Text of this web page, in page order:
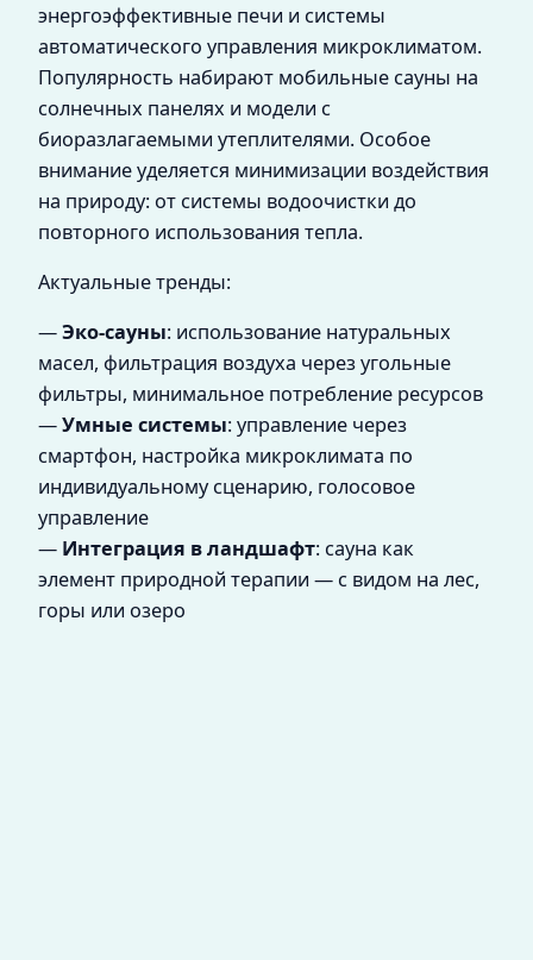
энергоэффективные печи и системы
автоматического управления микроклиматом.
Популярность набирают мобильные сауны на
солнечных панелях и модели с
биоразлагаемыми утеплителями. Особое
внимание уделяется минимизации воздействия
на природу: от системы водоочистки до
повторного использования тепла.
Актуальные тренды:
—Эко-сауны: использование натуральных
масел, фильтрация воздуха через угольные
фильтры, минимальное потребление ресурсов
—Умные системы: управление через
смартфон, настройка микроклимата по
индивидуальному сценарию, голосовое
управление
— Интеграция в ландшафт: сауна как
элемент природной терапии — с видом на лес,
горы или озеро